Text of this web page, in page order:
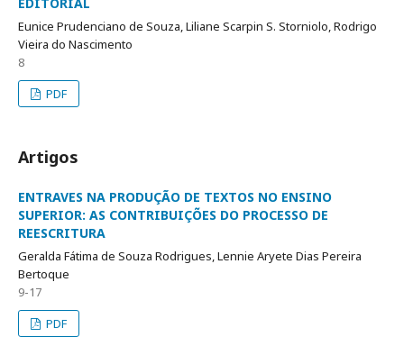
Eunice Prudenciano de Souza, Liliane Scarpin S. Storniolo, Rodrigo
Vieira do Nascimento
8
PDF
Artigos
ENTRAVES NA PRODUÇÃO DE TEXTOS NO ENSINO
SUPERIOR: AS CONTRIBUIÇÕES DO PROCESSO DE
REESCRITURA
Geralda Fátima de Souza Rodrigues, Lennie Aryete Dias Pereira
Bertoque
9-17
PDF